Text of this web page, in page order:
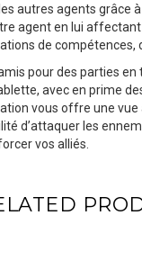
autres agents grâce
agent en lui
de compétences,
pour des parties en
avec en prime
vous offre une
d’attaquer les
vos alliés.